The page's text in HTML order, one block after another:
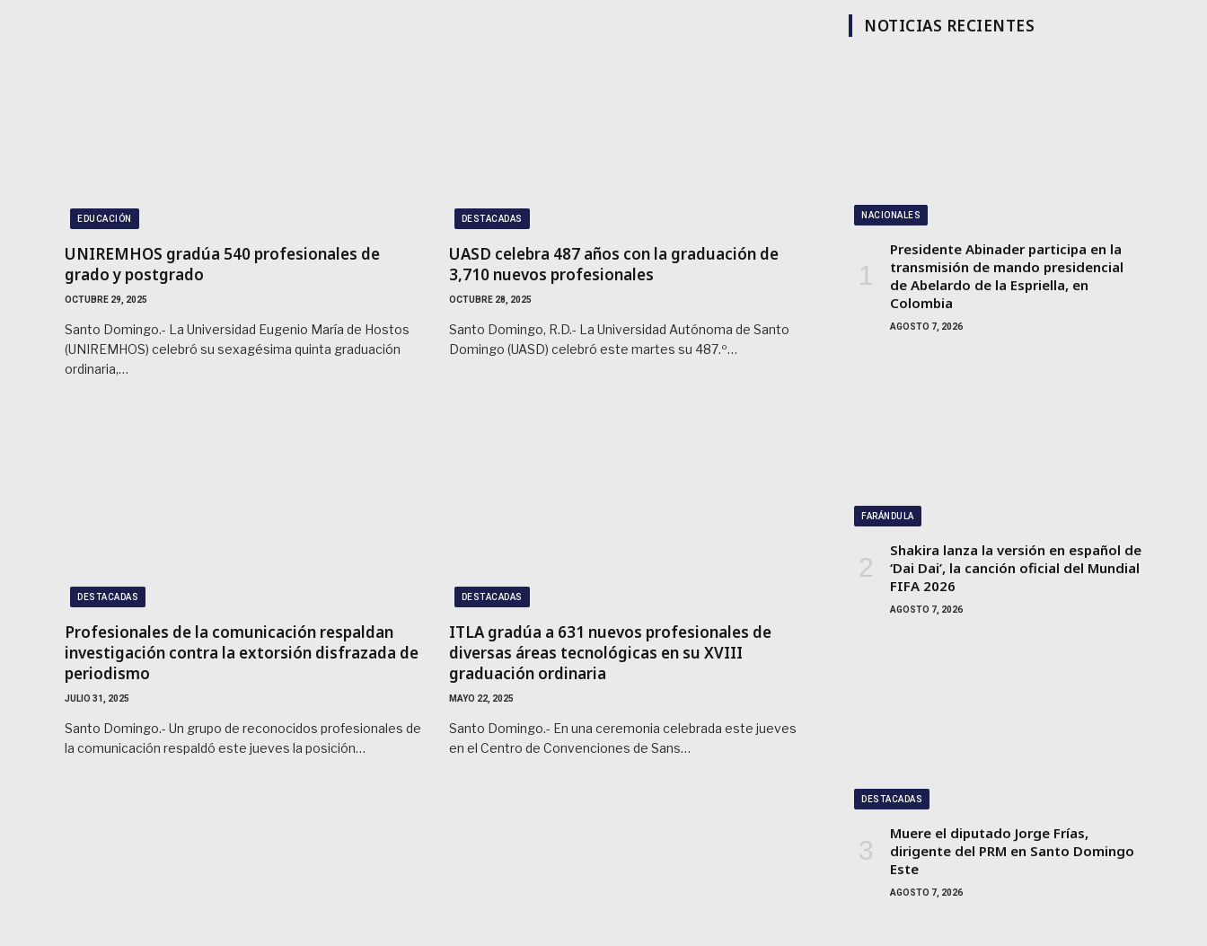
EDUCACIÓN
UNIREMHOS gradúa 540 profesionales de
grado y postgrado
OCTUBRE 29, 2025
Santo Domingo.- La Universidad Eugenio María de Hostos
(UNIREMHOS) celebró su sexagésima quinta graduación
ordinaria,…
DESTACADAS
UASD celebra 487 años con la graduación de
3,710 nuevos profesionales
OCTUBRE 28, 2025
Santo Domingo, R.D.- La Universidad Autónoma de Santo
Domingo (UASD) celebró este martes su 487.º…
DESTACADAS
Profesionales de la comunicación respaldan
investigación contra la extorsión disfrazada de
periodismo
JULIO 31, 2025
Santo Domingo.- Un grupo de reconocidos profesionales de
la comunicación respaldó este jueves la posición…
DESTACADAS
ITLA gradúa a 631 nuevos profesionales de
diversas áreas tecnológicas en su XVIII
graduación ordinaria
MAYO 22, 2025
Santo Domingo.- En una ceremonia celebrada este jueves
en el Centro de Convenciones de Sans…
NOTICIAS RECIENTES
NACIONALES
Presidente Abinader participa en la
transmisión de mando presidencial
de Abelardo de la Espriella, en
Colombia
AGOSTO 7, 2026
FARÁNDULA
Shakira lanza la versión en español de
‘Dai Dai’, la canción oficial del Mundial
FIFA 2026
AGOSTO 7, 2026
DESTACADAS
Muere el diputado Jorge Frías,
dirigente del PRM en Santo Domingo
Este
AGOSTO 7, 2026